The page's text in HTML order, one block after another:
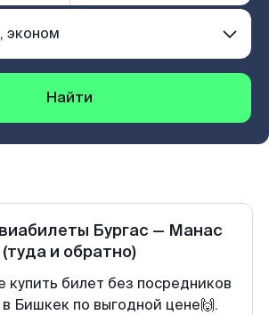
Найти
Бургас — Манас
(туда и обратно)
билет без посредников
в Бишкек по выгодной цене🙌.